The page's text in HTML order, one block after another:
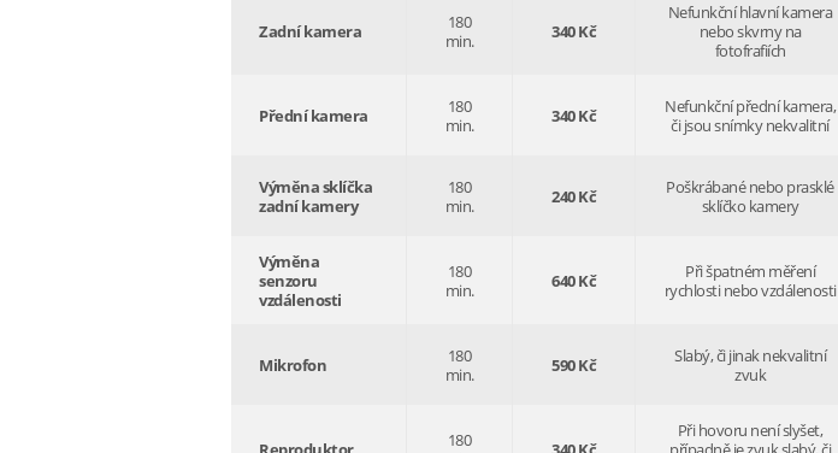
Zadní kamera
180
min.
340 Kč
Nefunkční hlavní kamera
nebo skvrny na
fotofrafiích
Přední kamera
180
min.
340 Kč
Nefunkční přední kamera,
či jsou snímky nekvalitní
Výměna sklíčka
zadní kamery
180
min.
240 Kč
Poškrábané nebo prasklé
sklíčko kamery
Výměna
senzoru
vzdálenosti
180
min.
640 Kč
Při špatném měření
rychlosti nebo vzdálenosti
Mikrofon
180
min.
590 Kč
Slabý, či jinak nekvalitní
zvuk
180
Při hovoru není slyšet,